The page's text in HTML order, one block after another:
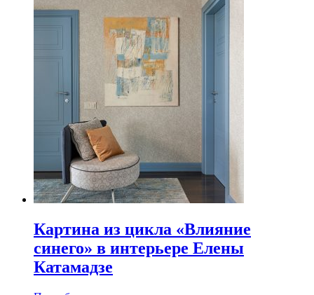
Картина из цикла «Влияние
синего» в интерьере Елены
Катамадзе